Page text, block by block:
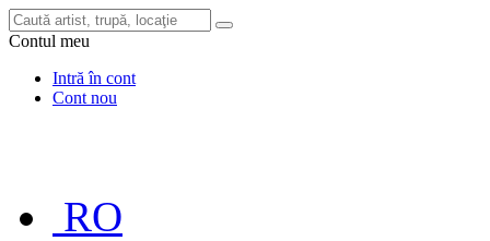
Contul meu
Intră în cont
Cont nou
RO